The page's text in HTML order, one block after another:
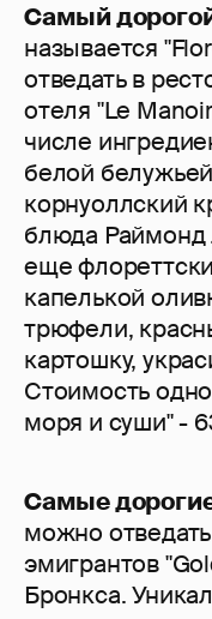
Самый
называется
отведать в
отеля "Le
числе
белой
корнуоллский
блюда Раймонд
еще
капелькой
трюфели,
картошку,
Стоимость
моря и суши" -
Самые
можно
эмигрантов
Бронкса.